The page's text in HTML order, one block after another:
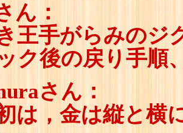
ん：
王手がらみのジ
ク後の戻り手順
さん：
は，金は縦と横